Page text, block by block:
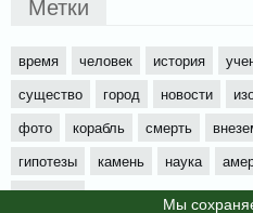
Мы
время человек история
существо
город новости
фото
корабль смерть
гипотезы
камень наука
будущее